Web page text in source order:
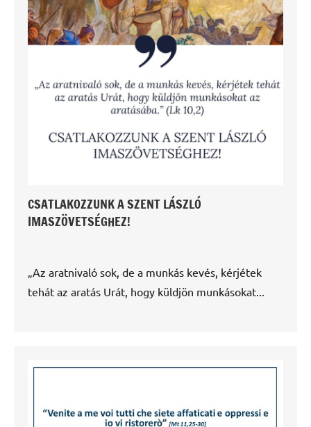
CSATLAKOZZUNK A SZENT LÁSZLÓ
IMASZÖVETSÉGHEZ!
„Az aratnivaló sok, de a munkás kevés, kérjétek
tehát az aratás Urát, hogy küldjön munkásokat...